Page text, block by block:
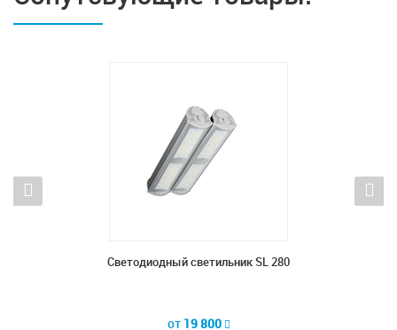
Светодиодный светильник SL 280
от 19 800